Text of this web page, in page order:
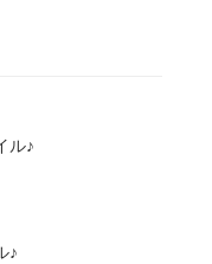
ル♪
♪